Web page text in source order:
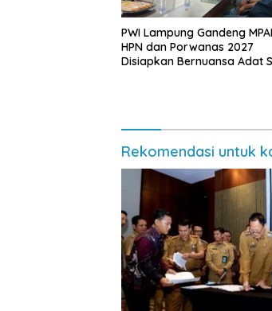
PWI Lampung Gandeng
HPN dan Porwanas 2027
Disiapkan Bernuansa Adat
Rekomendasi untuk